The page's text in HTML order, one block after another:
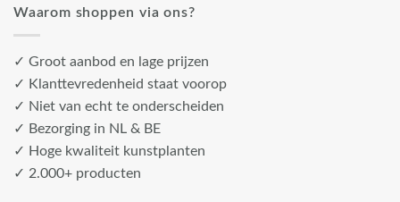
Waarom shoppen via ons?
✓ Groot aanbod en lage prijzen
✓ Klanttevredenheid staat voorop
✓ Niet van echt te onderscheiden
✓ Bezorging in NL & BE
✓ Hoge kwaliteit kunstplanten
✓ 2.000+ producten